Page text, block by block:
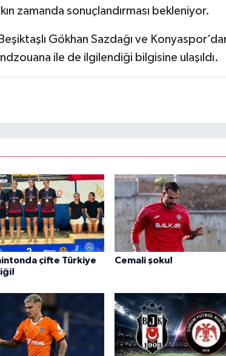
zamanda sonuçlandırması bekleniyor.
Gökhan Sazdağı ve
ile de ilgilendiği bilgisine ulaşıldı.
çifte Türkiye
Cemali şoku!